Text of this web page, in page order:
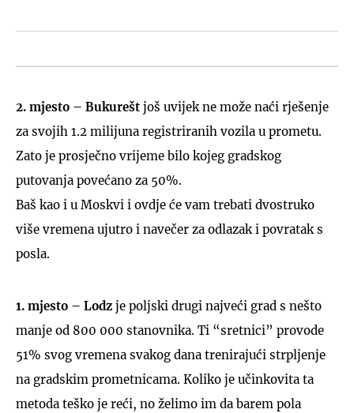
2. mjesto – Bukurešt još uvijek ne može naći rješenje
za svojih 1.2 milijuna registriranih vozila u prometu.
Zato je prosječno vrijeme bilo kojeg gradskog
putovanja povećano za 50%.
Baš kao i u Moskvi i ovdje će vam trebati dvostruko
više vremena ujutro i navečer za odlazak i povratak s
posla.
1. mjesto – Lodz je poljski drugi najveći grad s nešto
manje od 800 000 stanovnika. Ti “sretnici” provode
51% svog vremena svakog dana trenirajući strpljenje
na gradskim prometnicama. Koliko je učinkovita ta
metoda teško je reći, no želimo im da barem pola